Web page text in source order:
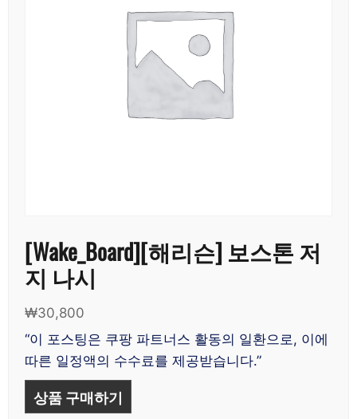
[Wake_Board][해리슨] 보스톤 저
지 나시
₩30,800
“이 포스팅은 쿠팡 파트너스 활동의 일환으로, 이에
따른 일정액의 수수료를 제공받습니다.”
상품 구매하기